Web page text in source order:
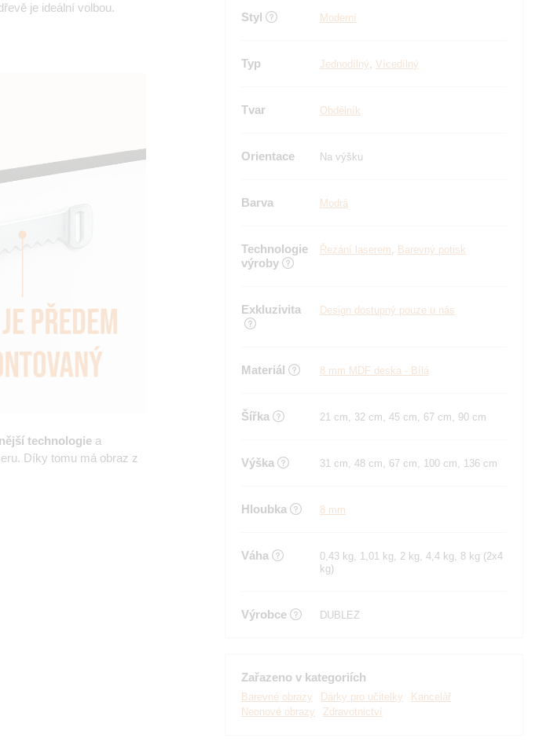
je ideální volbou.
technologie a
Díky tomu má obraz z
Styl Moderní
Typ Jednodílný, Vícedílný
Tvar Obdélník
Orientace Na výšku
Barva Modrá
Technologie
výroby
Řezání laserem, Barevný potisk
Exkluzivita Design dostupný pouze u nás
Materiál 8 mm MDF deska - Bílá
Šířka 21 cm, 32 cm, 45 cm, 67 cm, 90 cm
Výška 31 cm, 48 cm, 67 cm, 100 cm, 136 cm
Hloubka 8 mm
Váha
0,43 kg, 1,01 kg, 2 kg, 4,4 kg, 8 kg (2x4
kg)
Výrobce DUBLEZ
Zařazeno v kategoriích
Barevné obrazy Dárky pro učitelky
Kancelář
Neonové obrazy
Zdravotnictví